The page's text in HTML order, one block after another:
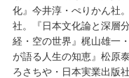
化』今井淳・ぺりかん社
社。『日本文化論と深層
経・空の世界』梶山雄一
が語る人生の知恵』松原
ろさちや・日本実業出版